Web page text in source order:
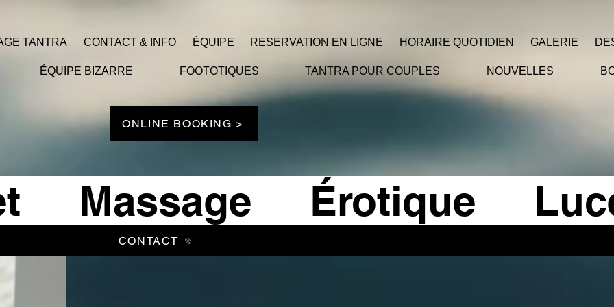
TANTRA CONTACT & INFO ÉQUIPE RESERVATION EN LIGNE HORAIRE QUOTIDIEN GALERIE
ÉQUIPE BIZARRE FOOTOTIQUES TANTRA POUR COUPLES NOUVELLES
ONLINE BOOKING >
Érotique
CONTACT